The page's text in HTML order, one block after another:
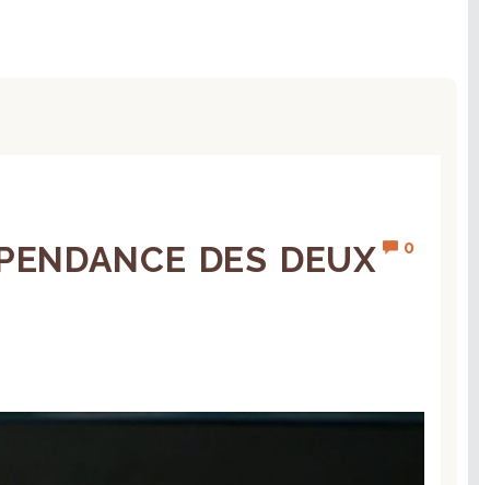
0
DES DEUX